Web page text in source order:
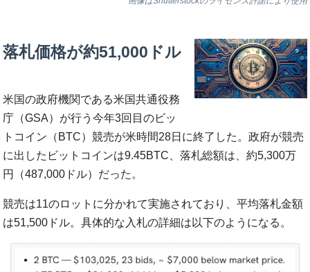
落札価格が約51,000ドル
米国の政府機関である米国共通役務
庁（GSA）が行う今年3回目のビッ
トコイン（BTC）競売が米時間28日に終了した。政府が競売
に出したビットコインは9.45BTC、落札総額は、約5,300万
円（487,000ドル）だった。
競売は11のロットに分かれて実施されており、平均落札金額
は51,500ドル。具体的な入札の詳細は以下のようになる。